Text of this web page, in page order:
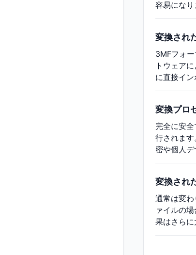
容易になり
変換され
3MFフォ
トウェア
に直接イ
変換プロ
完全に安
行されま
密や個人
変換され
通常は変
ァイルの
果はさらに